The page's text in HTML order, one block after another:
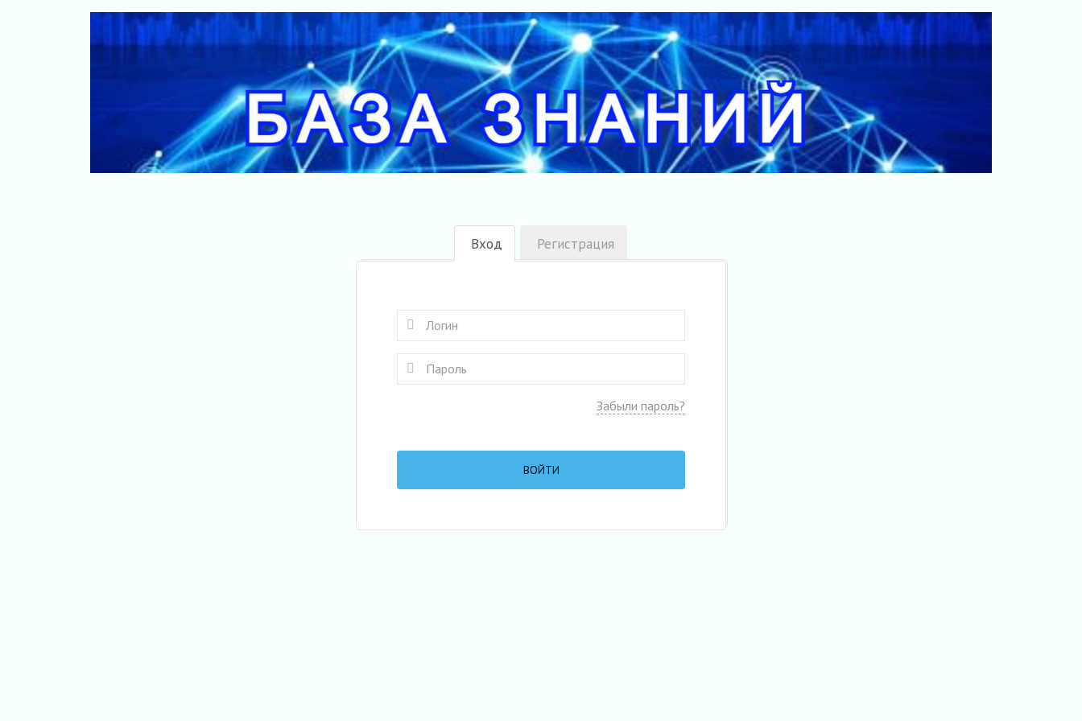
Вход Регистрация
Забыли пароль?
ВОЙТИ